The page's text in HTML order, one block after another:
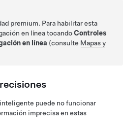
premium. Para habilitar esta
en línea tocandoControles
en línea (consulte Mapas y
puede no funcionar
imprecisa en estas